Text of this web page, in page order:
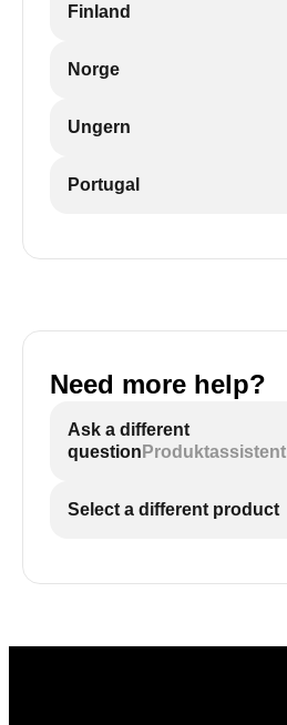
Finland
Norge
Ungern
Portugal
Need more help?
Ask a different
question Produktassistent
Select a different product